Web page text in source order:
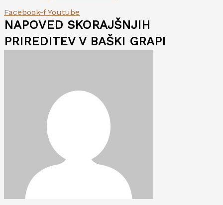
Facebook-f Youtube
NAPOVED SKORAJŠNJIH
PRIREDITEV V BAŠKI GRAPI